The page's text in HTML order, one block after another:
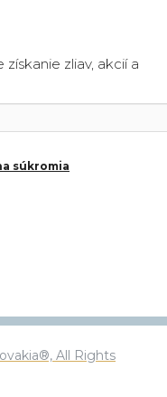
zliav, akcií a
súkromia
All Rights